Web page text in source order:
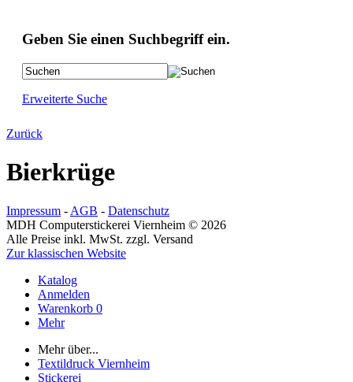
Geben Sie einen Suchbegriff ein.
Erweiterte Suche
Zurück
Bierkrüge
Impressum - AGB - Datenschutz
MDH Computerstickerei Viernheim © 2026
Alle Preise inkl. MwSt. zzgl. Versand
Zur klassischen Website
Katalog
Anmelden
Warenkorb 0
Mehr
Mehr über...
Textildruck Viernheim
Stickerei